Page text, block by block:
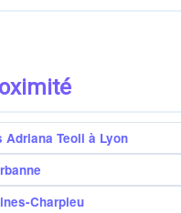
Teoli à Lyon
Charpieu